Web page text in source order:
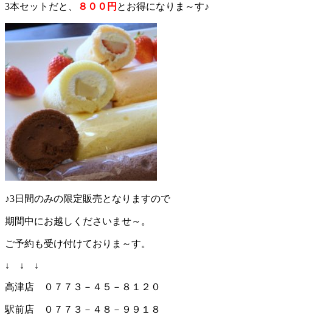
3本セットだと、 ８００円 とお得になりま～す♪
♪3日間のみの限定販売となりますので
期間中にお越しくださいませ～。
ご予約も受け付けておりま～す。
↓ ↓ ↓
高津店 ０７７３－４５－８１２０
駅前店 ０７７３－４８－９９１８